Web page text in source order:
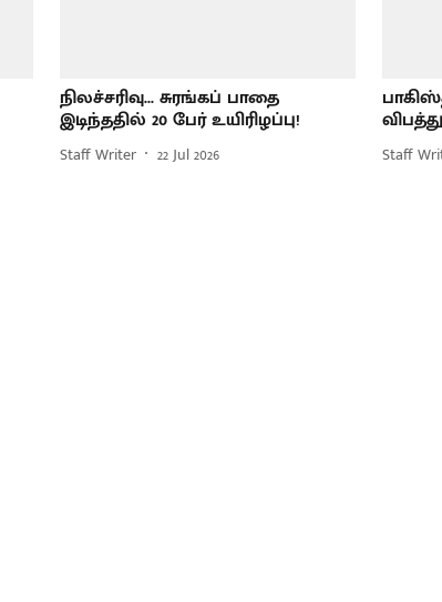
நிலச்சரிவு... சுரங்கப் பாதை
இடிந்ததில் 20 பேர் உயிரிழப்பு!
Staff Writer 22 Jul 2026 Staff